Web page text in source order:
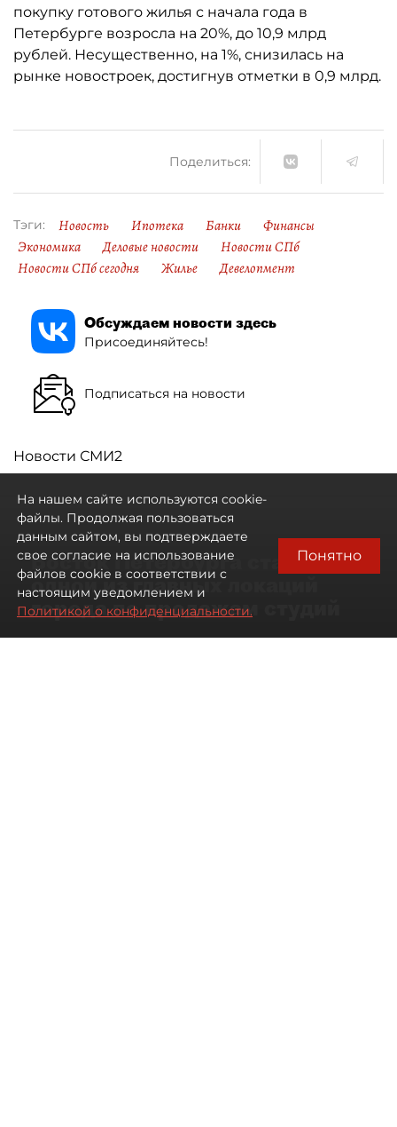
покупку готового жилья с начала года в
Петербурге возросла на 20%, до 10,9 млрд
рублей. Несущественно, на 1%, снизилась на
рынке новостроек, достигнув отметки в 0,9 млрд.
Поделиться:
Тэги: Новость Ипотека Банки
Финансы
Экономика
Деловые новости
Новости СПб
Новости СПб сегодня
Жилье Девелопмент
Обсуждаем новости здесь
Присоединяйтесь!
Подписаться на новости
Новости СМИ2
Восток Петербурга стал
одной из главных локаций
города по продажам студий
На нашем сайте используются cookie-
файлы. Продолжая пользоваться
данным сайтом, вы подтверждаете
свое согласие на использование
файлов cookie в соответствии с
настоящим уведомлением и
Политикой о конфиденциальности.
Понятно